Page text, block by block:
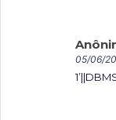
05/06/